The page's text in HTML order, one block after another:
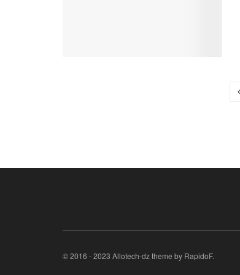
© 2016 - 2023 Allotech-dz theme by RapidoF.